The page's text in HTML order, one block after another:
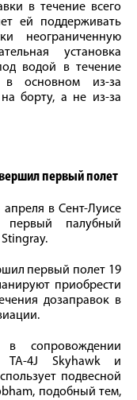
в течение всего
ей поддерживать
неограниченную
установка
водой в течение
в основном из-за
борту, а не из-за
первый полет
в Сент-Луисе
палубный
первый полет 19
приобрести
дозаправок в
сопровождении
TA-4J Skyhawk и
подвесной
подобный тем,